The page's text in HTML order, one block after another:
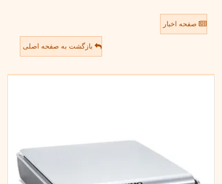
صفحه اخبار
بازگشت به صفحه اصلی